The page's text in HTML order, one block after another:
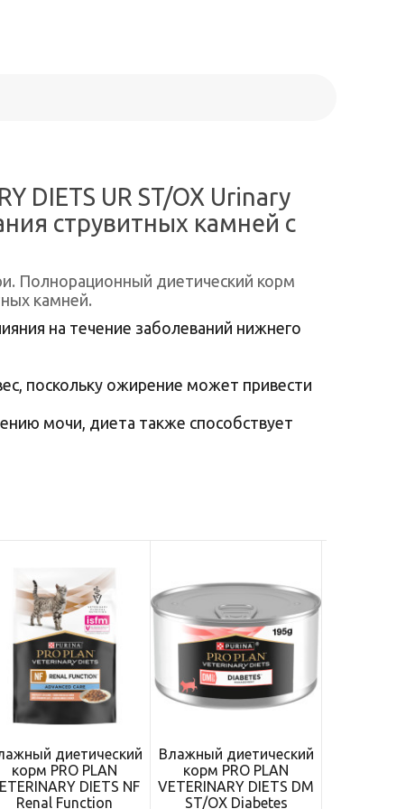
DIETS UR ST/OX Urinary
струвитных камней с
Полнорационный диетический корм
камней.
на течение заболеваний нижнего
поскольку ожирение может привести
мочи, диета также способствует
диетический
корм PRO PLAN
DIETS NF
Renal Function
Влажный диетический
корм PRO PLAN
VETERINARY DIETS DM
ST/OX Diabetes